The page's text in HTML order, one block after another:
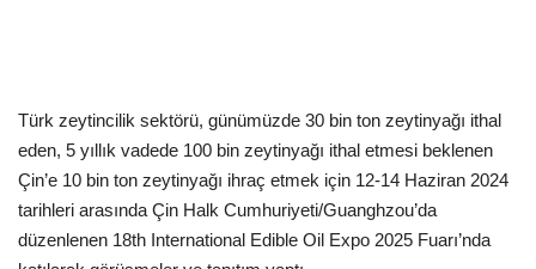
Dünya
Türk zeytincilik sektörü, günümüzde 30 bin ton zeytinyağı ithal
eden, 5 yıllık vadede 100 bin zeytinyağı ithal etmesi beklenen
Çin’e 10 bin ton zeytinyağı ihraç etmek için 12-14 Haziran 2024
tarihleri arasında Çin Halk Cumhuriyeti/Guanghzou’da
düzenlenen 18th International Edible Oil Expo 2025 Fuarı’nda